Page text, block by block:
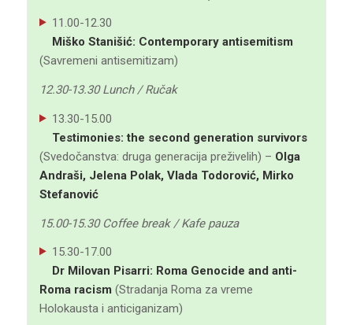
11.00-12.30
Miško Stanišić: Contemporary antisemitism
(Savremeni antisemitizam)
12.30-13.30 Lunch / Ručak
13.30-15.00
Testimonies: the second generation survivors
(Svedočanstva: druga generacija preživelih) – Olga
Andraši, Jelena Polak, Vlada Todorović, Mirko
Stefanović
15.00-15.30 Coffee break / Kafe pauza
15.30-17.00
Dr Milovan Pisarri: Roma Genocide and anti-
Roma racism (Stradanja Roma za vreme
Holokausta i anticiganizam)